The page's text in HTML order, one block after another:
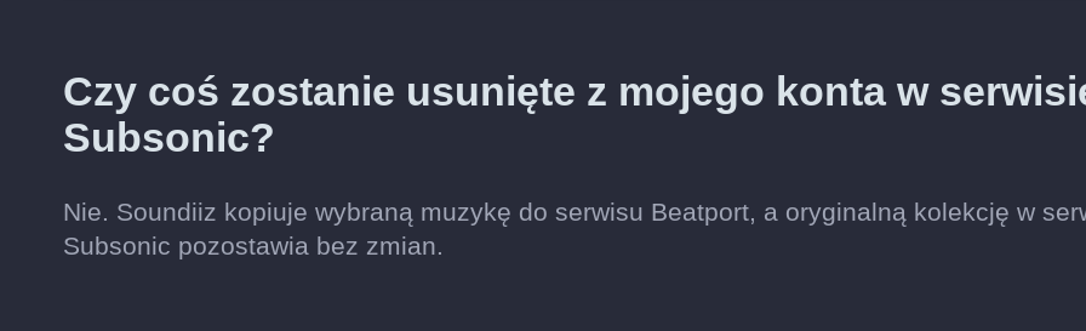
Czy coś zostanie usunięte z mojego konta w
Subsonic?
Nie. Soundiiz kopiuje wybraną muzykę do serwisu Beatport, a oryginalną kolekcję w
Subsonic pozostawia bez zmian.